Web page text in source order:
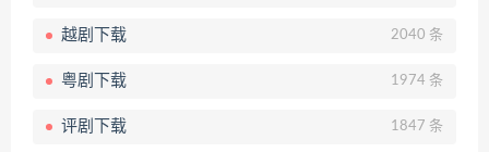
越剧下载 2040 条
粤剧下载 1974 条
评剧下载 1847 条